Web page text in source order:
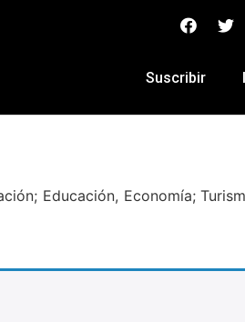
Suscribir
Educación, Economía;